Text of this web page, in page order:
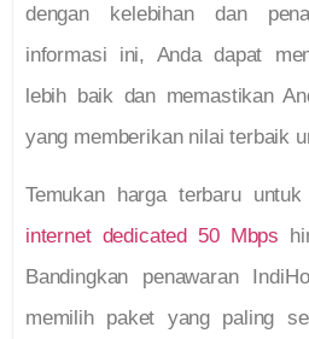
dengan kelebihan dan
informasi ini, Anda dapat
lebih baik dan memastikan
yang memberikan nilai terbaik
Temukan harga terbaru
internet dedicated 50 Mbps
Bandingkan penawaran
memilih paket yang paling